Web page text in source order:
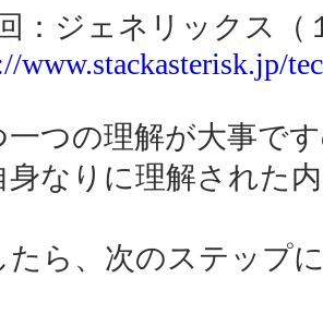
：ジェネリックス（
www.stackasterisk.jp/
一つの理解が大事で
身なりに理解された
たら、次のステップ